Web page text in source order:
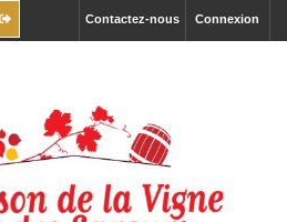
Connexion
Contactez-nous